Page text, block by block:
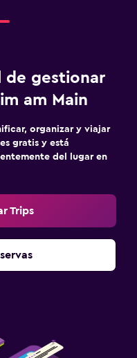
de gestionar
am Main
organizar y viajar
gratis y está
del lugar en
Trips